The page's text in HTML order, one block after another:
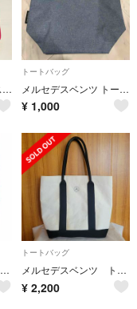
新品未使用 メルセデスベンツ ミニバッグ
トートバッグ
メルセデスベンツ トートバッグ
¥ 1,000
メルセデスベンツ トートバック
トートバッグ
メルセデスベンツ トートバッグ キャンバス ホワイト
¥ 2,200